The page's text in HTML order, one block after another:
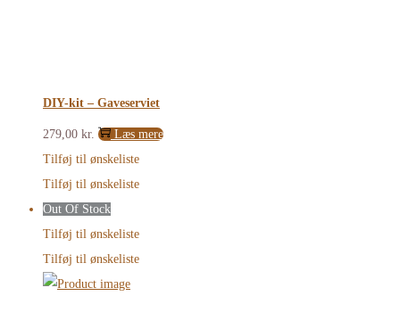
DIY-kit – Gaveserviet
279,00 kr.
Læs mere
Tilføj til ønskeliste
Tilføj til ønskeliste
Out Of Stock
Tilføj til ønskeliste
Tilføj til ønskeliste